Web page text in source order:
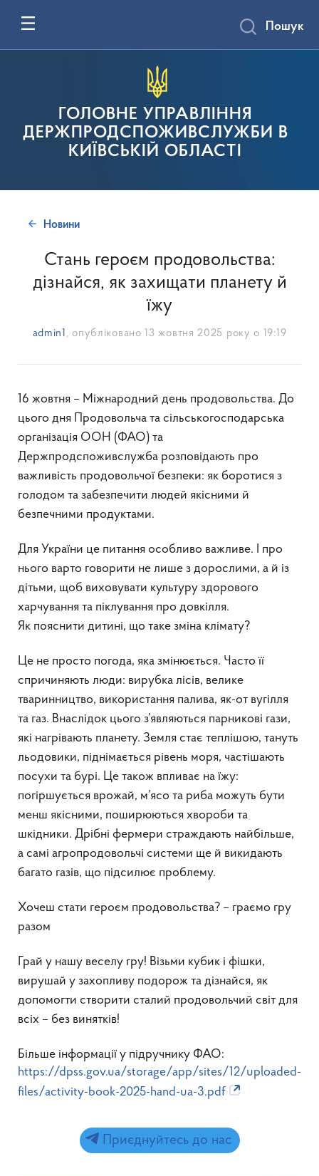
ГОЛОВНЕ УПРАВЛІННЯ
ДЕРЖПРОДСПОЖИВСЛУЖБИ В
КИЇВСЬКІЙ ОБЛАСТІ
Пошук
Новини
Стань героєм продовольства:
дізнайся, як захищати планету й
їжу
admin1 , опубліковано 13 жовтня 2025 року о 19:19
16 жовтня – Міжнародний день продовольства. До
цього дня Продовольча та сільськогосподарська
організація ООН (ФАО) та
Держпродспоживслужба розповідають про
важливість продовольчої безпеки: як боротися з
голодом та забезпечити людей якісними й
безпечними продуктами.
Для України це питання особливо важливе. І про
нього варто говорити не лише з дорослими, а й із
дітьми, щоб виховувати культуру здорового
харчування та піклування про довкілля.
Як пояснити дитині, що таке зміна клімату?
Це не просто погода, яка змінюється. Часто її
спричиняють люди: вирубка лісів, велике
тваринництво, використання палива, як-от вугілля
та газ. Внаслідок цього з’являються парникові гази,
які нагрівають планету. Земля стає теплішою, тануть
льодовики, піднімається рівень моря, частішають
посухи та бурі. Це також впливає на їжу:
погіршується врожай, м’ясо та риба можуть бути
менш якісними, поширюються хвороби та
шкідники. Дрібні фермери страждають найбільше,
а самі агропродовольчі системи ще й викидають
багато газів, що підсилює проблему.
Хочеш стати героєм продовольства? – граємо гру
разом
Грай у нашу веселу гру! Візьми кубик і фішки,
вирушай у захопливу подорож та дізнайся, як
допомогти створити сталий продовольчий світ для
всіх – без винятків!
Більше інформації у підручнику ФАО:
https://dpss.gov.ua/storage/app/sites/12/uploaded-
files/activity-book-2025-hand-ua-3.pdf
Приєднуйтесь до нас